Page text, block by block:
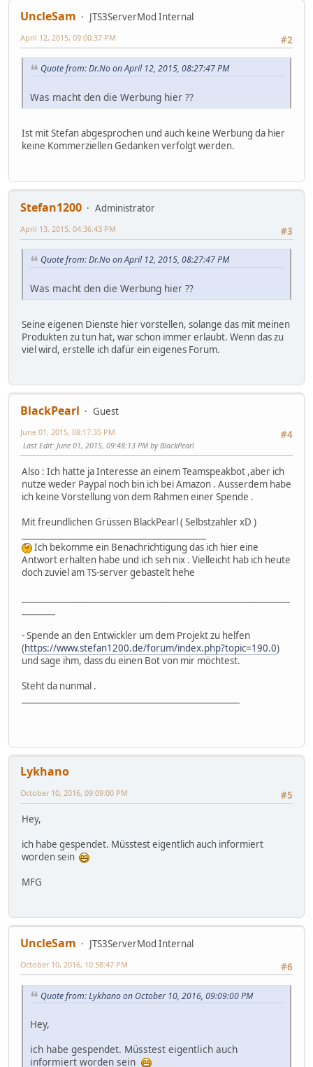
UncleSam
JTS3ServerMod Internal
#2
April 12, 2015, 09:00:37 PM
Quote from: Dr.No on April 12, 2015, 08:27:47 PM
Was macht den die Werbung hier ??
Ist mit Stefan abgesprochen und auch keine Werbung da hier
keine Kommerziellen Gedanken verfolgt werden.
Stefan1200
Administrator
#3
April 13, 2015, 04:36:43 PM
Quote from: Dr.No on April 12, 2015, 08:27:47 PM
Was macht den die Werbung hier ??
Seine eigenen Dienste hier vorstellen, solange das mit meinen
Produkten zu tun hat, war schon immer erlaubt. Wenn das zu
viel wird, erstelle ich dafür ein eigenes Forum.
BlackPearl
Guest
#4
June 01, 2015, 08:17:35 PM
Last Edit: June 01, 2015, 09:48:13 PM by BlackPearl
Also : Ich hatte ja Interesse an einem Teamspeakbot ,aber ich
nutze weder Paypal noch bin ich bei Amazon . Ausserdem habe
ich keine Vorstellung von dem Rahmen einer Spende .
Mit freundlichen Grüssen BlackPearl ( Selbstzahler xD )
Ich bekomme ein Benachrichtigung das ich hier eine
Antwort erhalten habe und ich seh nix . Vielleicht hab ich heute
doch zuviel am TS-server gebastelt hehe
- Spende an den Entwickler um dem Projekt zu helfen
(https://www.stefan1200.de/forum/index.php?topic=190.0)
und sage ihm, dass du einen Bot von mir möchtest.
Steht da nunmal .
Lykhano
#5
October 10, 2016, 09:09:00 PM
Hey,
ich habe gespendet. Müsstest eigentlich auch informiert
worden sein
MFG
UncleSam
JTS3ServerMod Internal
#6
October 10, 2016, 10:58:47 PM
Quote from: Lykhano on October 10, 2016, 09:09:00 PM
Hey,
ich habe gespendet. Müsstest eigentlich auch
informiert worden sein